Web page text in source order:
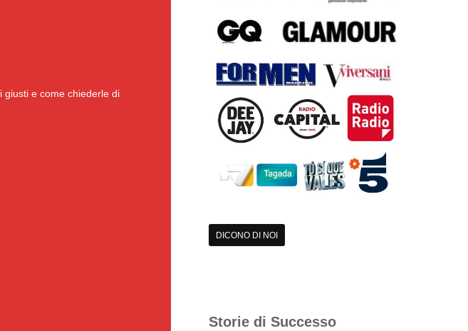
giusti e come chiederle di
DICONO DI NOI
Storie di Successo